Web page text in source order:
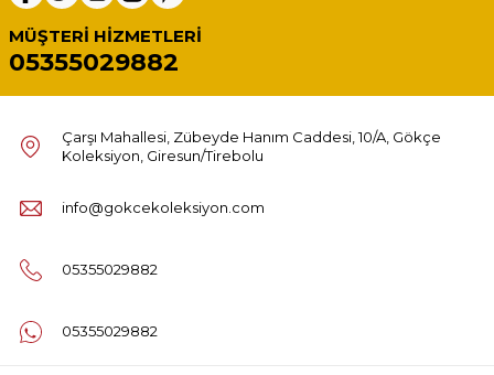
MÜŞTERI HIZMETLERI
05355029882
Çarşı Mahallesi, Zübeyde Hanım Caddesi, 10/A, Gökçe
Koleksiyon, Giresun/Tirebolu
info@gokcekoleksiyon.com
05355029882
05355029882